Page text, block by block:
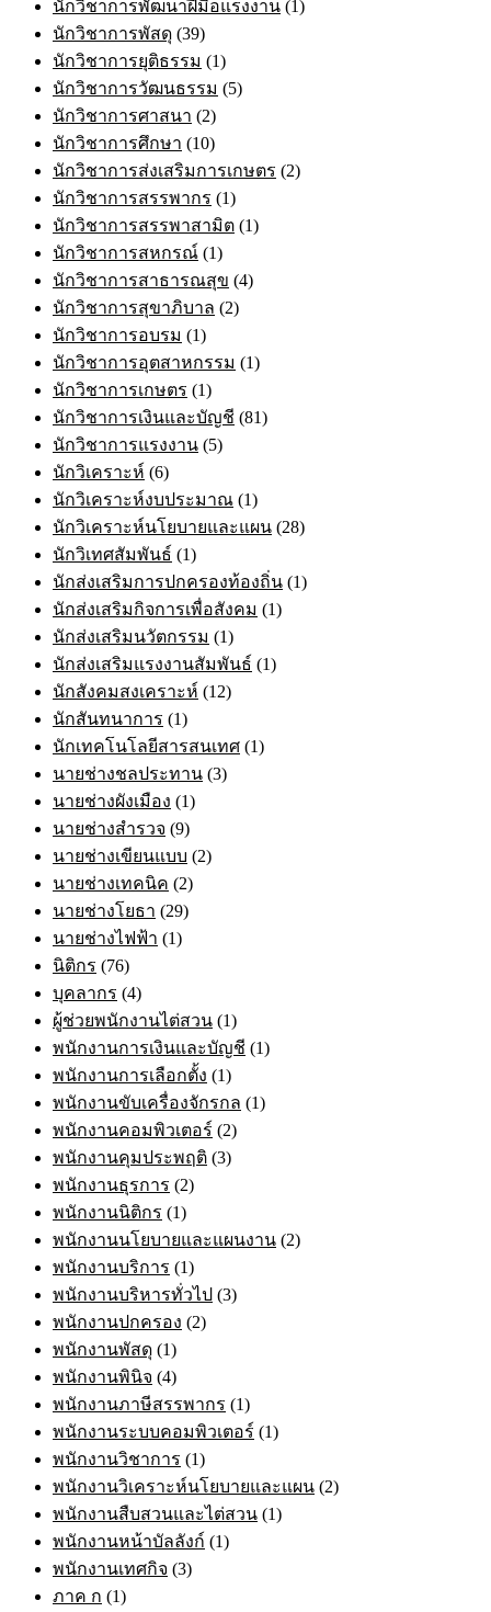
นักวิชาการพัฒนาฝีมือแรงงาน (1)
นักวิชาการพัสดุ (39)
นักวิชาการยุติธรรม (1)
นักวิชาการวัฒนธรรม (5)
นักวิชาการศาสนา (2)
นักวิชาการศึกษา (10)
นักวิชาการส่งเสริมการเกษตร (2)
นักวิชาการสรรพากร (1)
นักวิชาการสรรพาสามิต (1)
นักวิชาการสหกรณ์ (1)
นักวิชาการสาธารณสุข (4)
นักวิชาการสุขาภิบาล (2)
นักวิชาการอบรม (1)
นักวิชาการอุตสาหกรรม (1)
นักวิชาการเกษตร (1)
นักวิชาการเงินและบัญชี (81)
นักวิชาการแรงงาน (5)
นักวิเคราะห์ (6)
นักวิเคราะห์งบประมาณ (1)
นักวิเคราะห์นโยบายและแผน (28)
นักวิเทศสัมพันธ์ (1)
นักส่งเสริมการปกครองท้องถิ่น (1)
นักส่งเสริมกิจการเพื่อสังคม (1)
นักส่งเสริมนวัตกรรม (1)
นักส่งเสริมแรงงานสัมพันธ์ (1)
นักสังคมสงเคราะห์ (12)
นักสันทนาการ (1)
นักเทคโนโลยีสารสนเทศ (1)
นายช่างชลประทาน (3)
นายช่างผังเมือง (1)
นายช่างสำรวจ (9)
นายช่างเขียนแบบ (2)
นายช่างเทคนิค (2)
นายช่างโยธา (29)
นายช่างไฟฟ้า (1)
นิติกร (76)
บุคลากร (4)
ผู้ช่วยพนักงานไต่สวน (1)
พนักงานการเงินและบัญชี (1)
พนักงานการเลือกตั้ง (1)
พนักงานขับเครื่องจักรกล (1)
พนักงานคอมพิวเตอร์ (2)
พนักงานคุมประพฤติ (3)
พนักงานธุรการ (2)
พนักงานนิติกร (1)
พนักงานนโยบายและแผนงาน (2)
พนักงานบริการ (1)
พนักงานบริหารทั่วไป (3)
พนักงานปกครอง (2)
พนักงานพัสดุ (1)
พนักงานพินิจ (4)
พนักงานภาษีสรรพากร (1)
พนักงานระบบคอมพิวเตอร์ (1)
พนักงานวิชาการ (1)
พนักงานวิเคราะห์นโยบายและแผน (2)
พนักงานสืบสวนและไต่สวน (1)
พนักงานหน้าบัลลังก์ (1)
พนักงานเทศกิจ (3)
ภาค ก (1)